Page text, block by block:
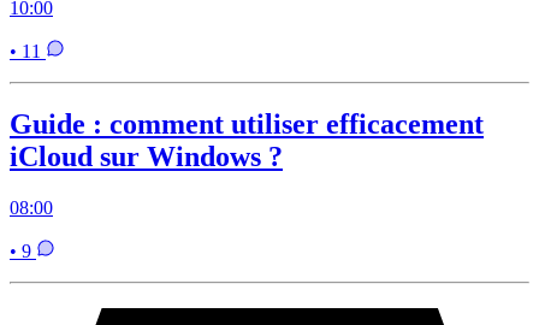
10:00
• 11
Guide : comment utiliser efficacement
iCloud sur Windows ?
08:00
• 9